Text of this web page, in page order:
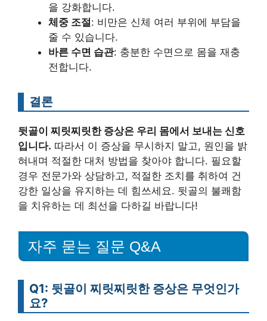
을 강화합니다.
체중 조절: 비만은 신체 여러 부위에 부담을
줄 수 있습니다.
바른 수면 습관: 충분한 수면으로 몸을 재충
전합니다.
결론
뒷골이 찌릿찌릿한 증상은 우리 몸에서 보내는 신호
입니다. 따라서 이 증상을 무시하지 말고, 원인을 밝
혀내며 적절한 대처 방법을 찾아야 합니다. 필요할
경우 전문가와 상담하고, 적절한 조치를 취하여 건
강한 일상을 유지하는 데 힘쓰세요. 뒷골의 불쾌함
을 치유하는 데 최선을 다하길 바랍니다!
자주 묻는 질문 Q&A
Q1: 뒷골이 찌릿찌릿한 증상은 무엇인가
요?